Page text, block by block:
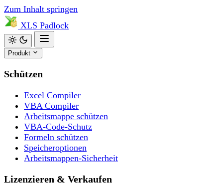
Zum Inhalt springen
XLS Padlock
Produkt
Schützen
Excel Compiler
VBA Compiler
Arbeitsmappe schützen
VBA-Code-Schutz
Formeln schützen
Speicheroptionen
Arbeitsmappen-Sicherheit
Lizenzieren & Verkaufen